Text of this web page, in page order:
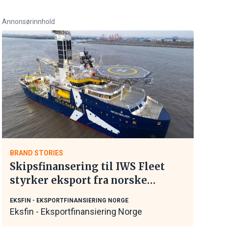
Annonsørinnhold
BRAND STORIES
Skipsfinansering til IWS Fleet
styrker eksport fra norske
EKSFIN - EKSPORTFINANSIERING NORGE
Eksfin - Eksportfinansiering Norge